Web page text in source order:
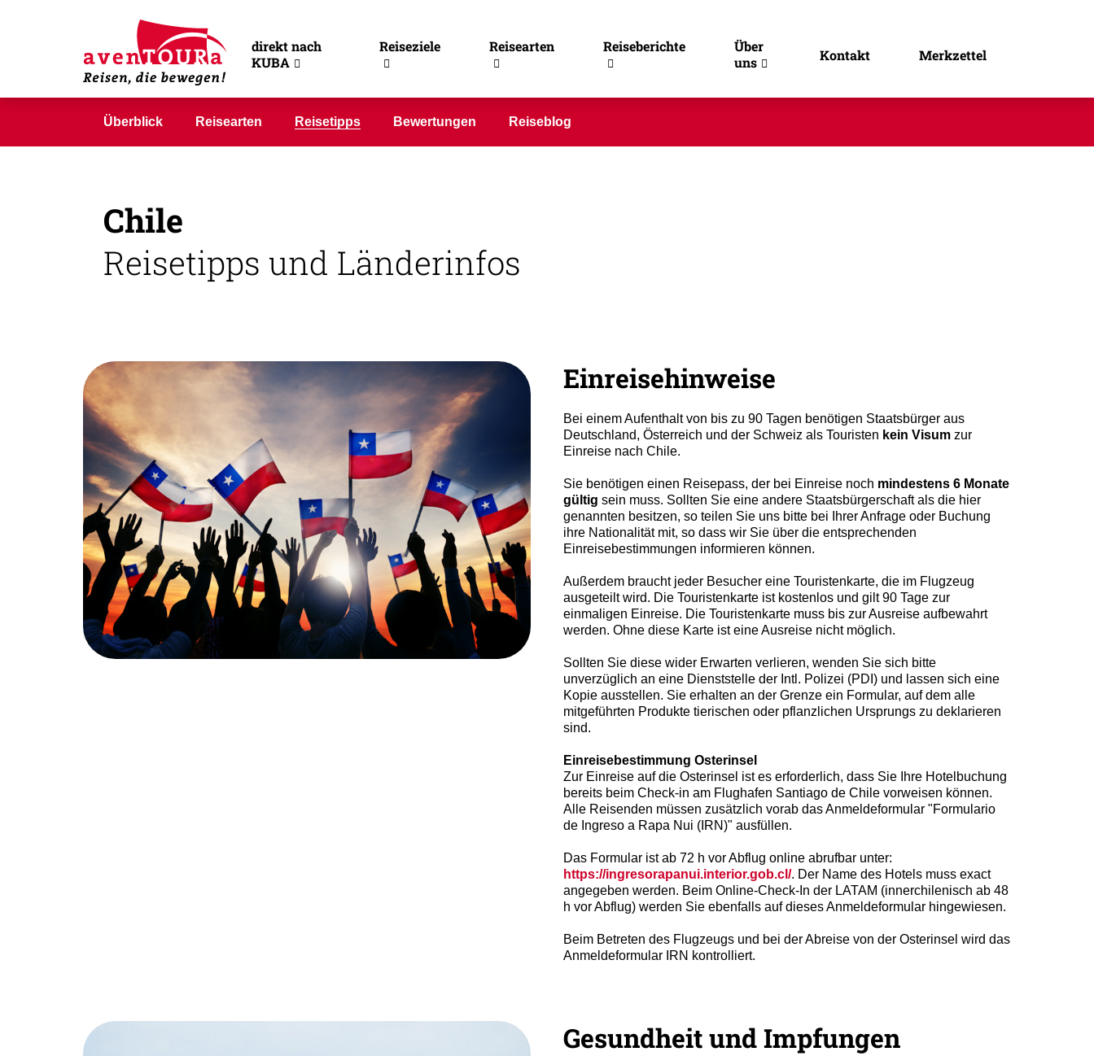
direkt nach
KUBA
Reiseziele Reisearten Reiseberichte
Über
uns
Kontakt Merkzettel
Reisetipps Chile
Überblick Reisearten Reisetipps Bewertungen Reiseblog
Chile
Reisetipps und Länderinfos
Einreisehinweise
Bei einem Aufenthalt von bis zu 90 Tagen benötigen Staatsbürger aus
Deutschland, Österreich und der Schweiz als Touristen kein Visum zur
Einreise nach Chile.
Sie benötigen einen Reisepass, der bei Einreise noch mindestens 6 Monate
gültig sein muss. Sollten Sie eine andere Staatsbürgerschaft als die hier
genannten besitzen, so teilen Sie uns bitte bei Ihrer Anfrage oder Buchung
ihre Nationalität mit, so dass wir Sie über die entsprechenden
Einreisebestimmungen informieren können.
Außerdem braucht jeder Besucher eine Touristenkarte, die im Flugzeug
ausgeteilt wird. Die Touristenkarte ist kostenlos und gilt 90 Tage zur
einmaligen Einreise. Die Touristenkarte muss bis zur Ausreise aufbewahrt
werden. Ohne diese Karte ist eine Ausreise nicht möglich.
Sollten Sie diese wider Erwarten verlieren, wenden Sie sich bitte
unverzüglich an eine Dienststelle der Intl. Polizei (PDI) und lassen sich eine
Kopie ausstellen. Sie erhalten an der Grenze ein Formular, auf dem alle
mitgeführten Produkte tierischen oder pflanzlichen Ursprungs zu deklarieren
sind.
Einreisebestimmung Osterinsel
Zur Einreise auf die Osterinsel ist es erforderlich, dass Sie Ihre Hotelbuchung
bereits beim Check-in am Flughafen Santiago de Chile vorweisen können.
Alle Reisenden müssen zusätzlich vorab das Anmeldeformular "Formulario
de Ingreso a Rapa Nui (IRN)" ausfüllen.
Das Formular ist ab 72 h vor Abflug online abrufbar unter:
https://ingresorapanui.interior.gob.cl/. Der Name des Hotels muss exact
angegeben werden. Beim Online-Check-In der LATAM (innerchilenisch ab 48
h vor Abflug) werden Sie ebenfalls auf dieses Anmeldeformular hingewiesen.
Beim Betreten des Flugzeugs und bei der Abreise von der Osterinsel wird das
Anmeldeformular IRN kontrolliert.
Gesundheit und Impfungen